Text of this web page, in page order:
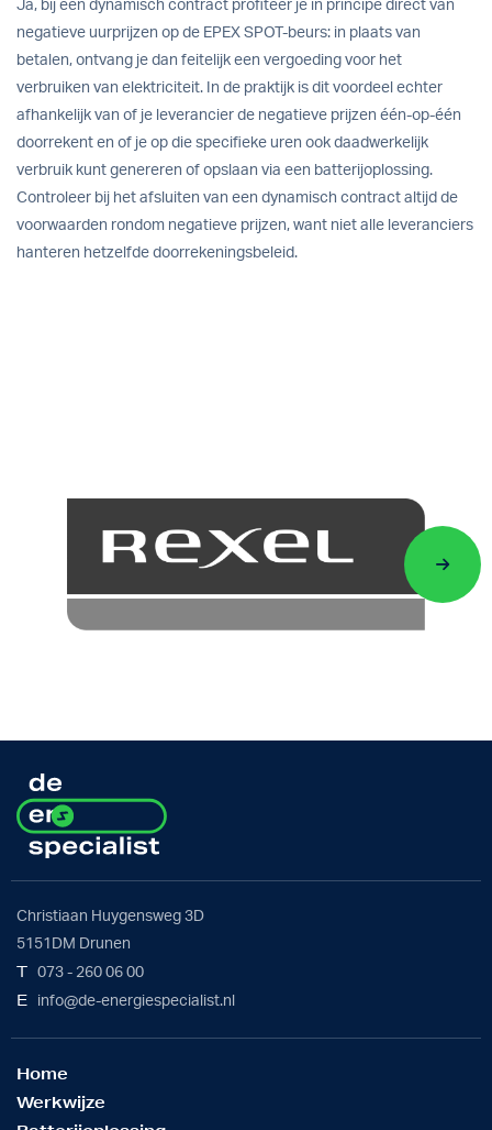
Ja, bij een dynamisch contract profiteer je in principe direct van
negatieve uurprijzen op de EPEX SPOT-beurs: in plaats van
betalen, ontvang je dan feitelijk een vergoeding voor het
verbruiken van elektriciteit. In de praktijk is dit voordeel echter
afhankelijk van of je leverancier de negatieve prijzen één-op-één
doorrekent en of je op die specifieke uren ook daadwerkelijk
verbruik kunt genereren of opslaan via een batterijoplossing.
Controleer bij het afsluiten van een dynamisch contract altijd de
voorwaarden rondom negatieve prijzen, want niet alle leveranciers
hanteren hetzelfde doorrekeningsbeleid.
Christiaan Huygensweg 3D
5151DM Drunen
T 073 - 260 06 00
E info@de-energiespecialist.nl
Home
Werkwijze